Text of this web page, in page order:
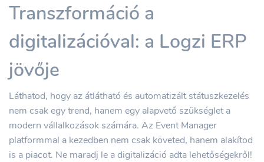
Transzformáció a
digitalizációval: a Logzi ERP
jövője
Láthatod, hogy az átlátható és automatizált státuszkezelés
nem csak egy trend, hanem egy alapvető szükséglet a
modern vállalkozások számára. Az Event Manager
platformmal a kezedben nem csak követed, hanem alakítod
is a piacot. Ne maradj le a digitalizáció adta lehetőségekről!